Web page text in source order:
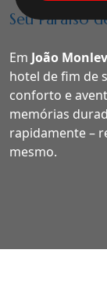
Seu Paraíso
Em João
hotel de fim de
conforto e
memórias
rapidamente –
mesmo.